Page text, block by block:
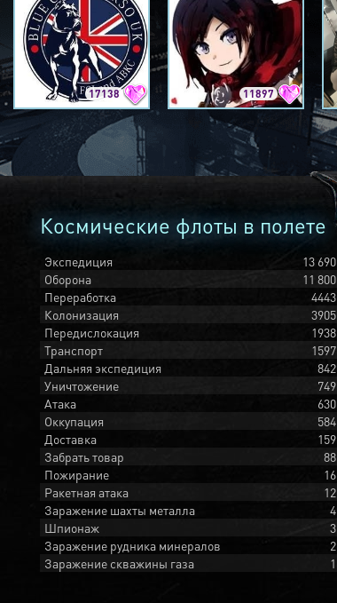
17138 11897
Космические флоты в полете
Экспедиция
13 690
Оборона
11 800
Переработка
4443
Колонизация
3905
Передислокация
1938
Транспорт
1597
Дальняя экспедиция
842
Уничтожение
749
Атака
630
Оккупация
584
Доставка
159
Забрать товар
88
Пожирание
16
Ракетная атака
12
Заражение шахты металла
4
Шпионаж
3
Заражение рудника минералов
2
Заражение скважины газа
1